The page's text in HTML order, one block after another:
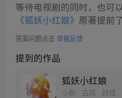
等待电视剧的同时，也可
《狐妖小红娘》 原著提前
答案问题点击 举报反馈
提到的作品
狐妖小红娘
小新 · 古风 · 妖怪